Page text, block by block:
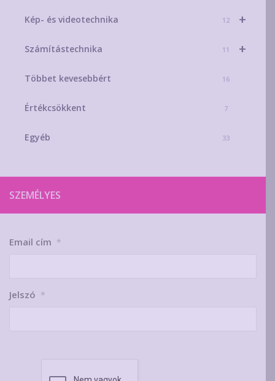
+
Kép- és videotechnika 12
+
Számítástechnika 11
Többet kevesebbért 16
Értékcsökkent 7
Egyéb 33
SZEMÉLYES
Email cím *
Jelszó *